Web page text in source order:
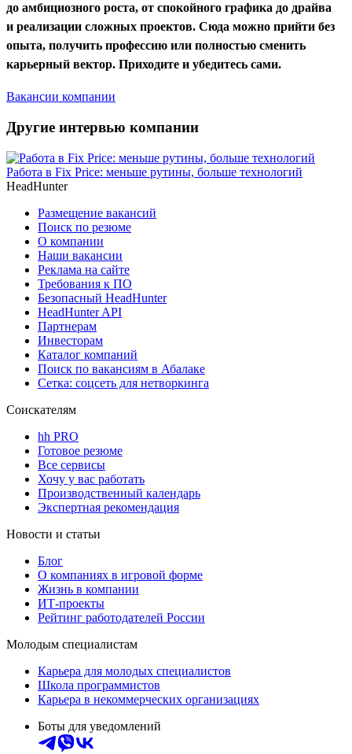
до амбициозного роста, от спокойного графика до драйва
и реализации сложных проектов. Сюда можно прийти без
опыта, получить профессию или полностью сменить
карьерный вектор. Приходите и убедитесь сами.
Вакансии компании
Другие интервью компании
Работа в Fix Price: меньше рутины, больше технологий
HeadHunter
Размещение вакансий
Поиск по резюме
О компании
Наши вакансии
Реклама на сайте
Требования к ПО
Безопасный HeadHunter
HeadHunter API
Партнерам
Инвесторам
Каталог компаний
Поиск по вакансиям в Абалаке
Сетка: соцсеть для нетворкинга
Соискателям
hh PRO
Готовое резюме
Все сервисы
Хочу у вас работать
Производственный календарь
Экспертная рекомендация
Новости и статьи
Блог
О компаниях в игровой форме
Жизнь в компании
ИТ-проекты
Рейтинг работодателей России
Молодым специалистам
Карьера для молодых специалистов
Школа программистов
Карьера в некоммерческих организациях
Боты для уведомлений